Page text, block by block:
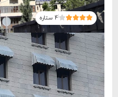
4 ستاره